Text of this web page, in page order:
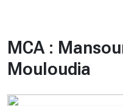
MCA :
Mouloudia